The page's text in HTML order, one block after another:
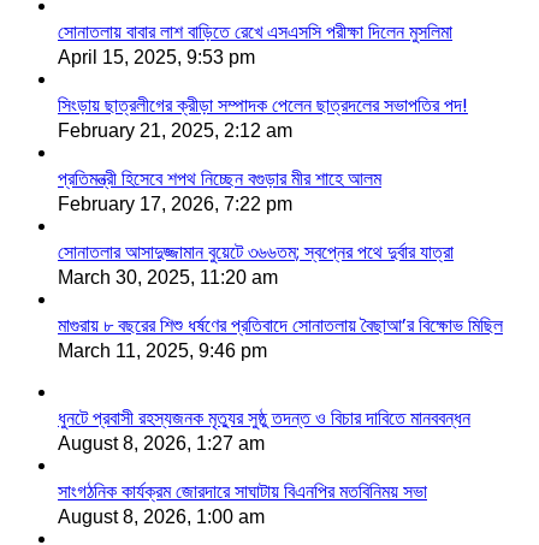
সোনাতলায় বাবার লাশ বাড়িতে রেখে এসএসসি পরীক্ষা দিলেন মুসলিমা
April 15, 2025, 9:53 pm
সিংড়ায় ছাত্রলীগের ক্রীড়া সম্পাদক পেলেন ছাত্রদলের সভাপতির পদ!
February 21, 2025, 2:12 am
প্রতিমন্ত্রী হিসেবে শপথ নিচ্ছেন বগুড়ার মীর শাহে আলম
February 17, 2026, 7:22 pm
সোনাতলার আসাদুজ্জামান বুয়েটে ৩৬৬তম; স্বপ্নের পথে দুর্বার যাত্রা
March 30, 2025, 11:20 am
মাগুরায় ৮ বছরের শিশু ধর্ষণের প্রতিবাদে সোনাতলায় বৈছাআ’র বিক্ষোভ মিছিল
March 11, 2025, 9:46 pm
ধুনটে প্রবাসী রহস্যজনক মৃত্যুর সুষ্ঠু তদন্ত ও বিচার দাবিতে মানববন্ধন
August 8, 2026, 1:27 am
সাংগঠনিক কার্যক্রম জোরদারে সাঘাটায় বিএনপির মতবিনিময় সভা
August 8, 2026, 1:00 am